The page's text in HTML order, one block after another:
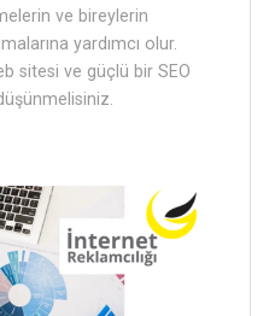
ve bireylerin
yardımcı olur.
sitesi ve güçlü bir SEO